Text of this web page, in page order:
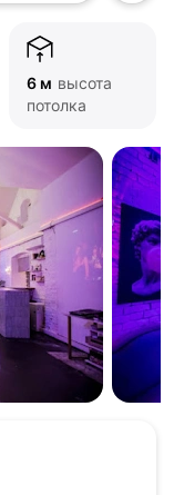
6 м высота
потолка